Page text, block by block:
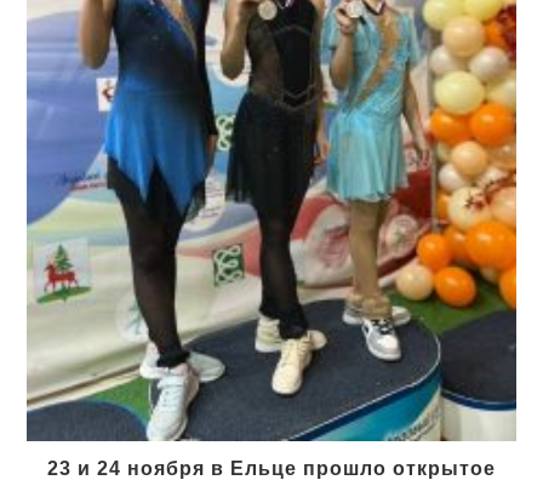
23 и 24 ноября в Ельце прошло открытое